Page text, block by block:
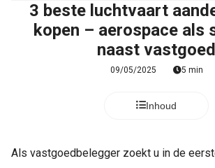
3 beste luchtvaart
kopen – aerospace als
naast vastgoed
09/05/2025 5 min
Inhoud
Als vastgoedbelegger zoekt u in de